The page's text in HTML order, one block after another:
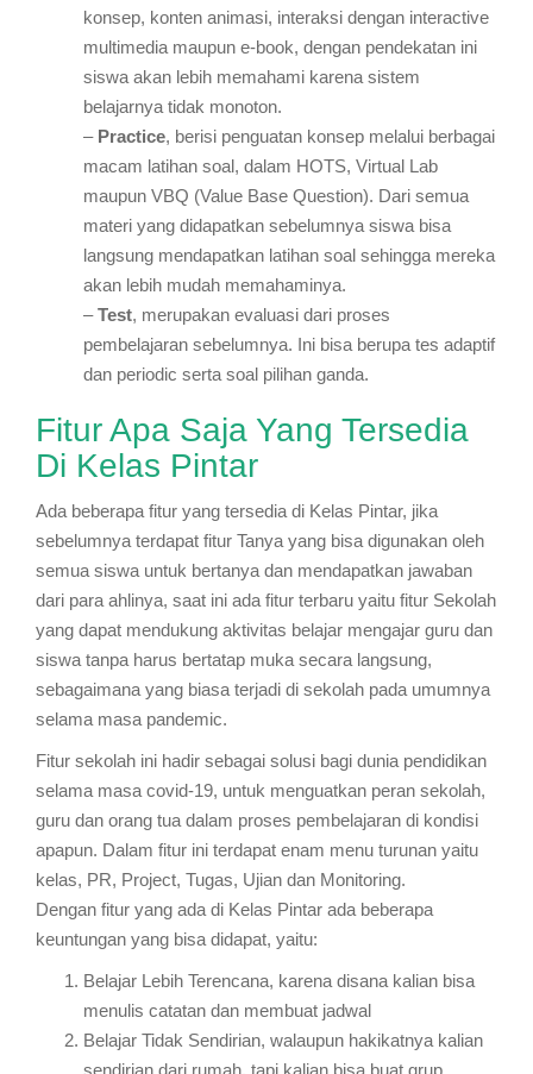
konsep, konten animasi, interaksi dengan interactive
multimedia maupun e-book, dengan pendekatan ini
siswa akan lebih memahami karena sistem
belajarnya tidak monoton.
– Practice, berisi penguatan konsep melalui berbagai
macam latihan soal, dalam HOTS, Virtual Lab
maupun VBQ (Value Base Question). Dari semua
materi yang didapatkan sebelumnya siswa bisa
langsung mendapatkan latihan soal sehingga mereka
akan lebih mudah memahaminya.
–Test, merupakan evaluasi dari proses
pembelajaran sebelumnya. Ini bisa berupa tes adaptif
dan periodic serta soal pilihan ganda.
Fitur Apa Saja Yang Tersedia
Di Kelas Pintar
Ada beberapa fitur yang tersedia di Kelas Pintar, jika
sebelumnya terdapat fitur Tanya yang bisa digunakan oleh
semua siswa untuk bertanya dan mendapatkan jawaban
dari para ahlinya, saat ini ada fitur terbaru yaitu fitur Sekolah
yang dapat mendukung aktivitas belajar mengajar guru dan
siswa tanpa harus bertatap muka secara langsung,
sebagaimana yang biasa terjadi di sekolah pada umumnya
selama masa pandemic.
Fitur sekolah ini hadir sebagai solusi bagi dunia pendidikan
selama masa covid-19, untuk menguatkan peran sekolah,
guru dan orang tua dalam proses pembelajaran di kondisi
apapun. Dalam fitur ini terdapat enam menu turunan yaitu
kelas, PR, Project, Tugas, Ujian dan Monitoring.
Dengan fitur yang ada di Kelas Pintar ada beberapa
keuntungan yang bisa didapat, yaitu:
Belajar Lebih Terencana, karena disana kalian bisa
menulis catatan dan membuat jadwal
Belajar Tidak Sendirian, walaupun hakikatnya kalian
sendirian dari rumah, tapi kalian bisa buat grup